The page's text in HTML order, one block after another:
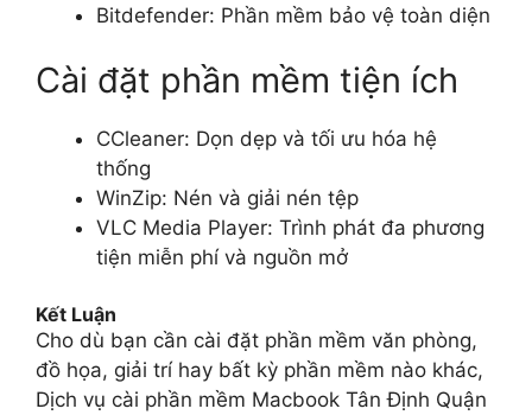
Bitdefender: Phần mềm bảo vệ toàn diện
Cài đặt phần mềm tiện ích
CCleaner: Dọn dẹp và tối ưu hóa hệ
thống
WinZip: Nén và giải nén tệp
VLC Media Player: Trình phát đa phương
tiện miễn phí và nguồn mở
Kết Luận
Cho dù bạn cần cài đặt phần mềm văn phòng,
đồ họa, giải trí hay bất kỳ phần mềm nào khác,
Dịch vụ cài phần mềm Macbook Tân Định Quận